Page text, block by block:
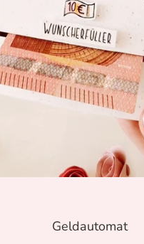
Geldautomat